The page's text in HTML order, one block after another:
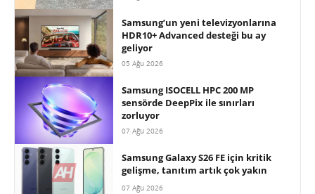
Samsung’un yeni televizyonlarına
HDR10+ Advanced desteği bu ay
geliyor
05 Ağu 2026
Samsung ISOCELL HPC 200 MP
sensörde DeepPix ile sınırları
zorluyor
07 Ağu 2026
Samsung Galaxy S26 FE için kritik
gelişme, tanıtım artık çok yakın
07 Ağu 2026